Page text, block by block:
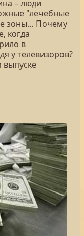
– люди
"лечебные
зоны… Почему
когда
в
у телевизоров?
выпуске